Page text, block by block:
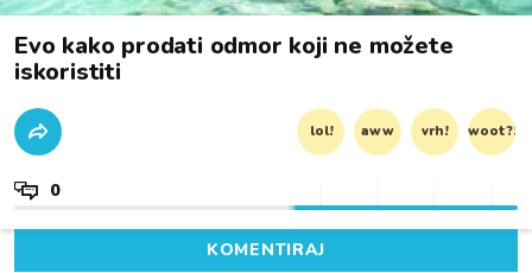
Evo kako prodati odmor koji ne možete
iskoristiti
lol! aww vrh! woot?!
0
KOMENTIRAJ